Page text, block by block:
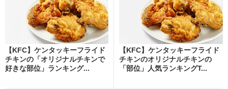
【KFC】ケンタッキーフライド
チキンの「オリジナルチキンで
好きな部位」ランキング...
【KFC】ケンタッキーフライド
チキンのオリジナルチキンの
「部位」人気ランキングT...